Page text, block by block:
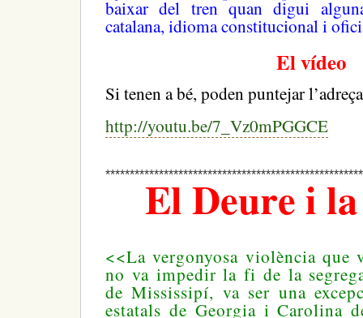
baixar del tren quan digui
catalana, idioma constitucional i
El vídeo
Si tenen a bé, poden puntejar
http://youtu.be/7_Vz0mPGGCE
El Deure i
<<La vergonyosa violència que
no va impedir la fi de la
de Mississipí, va ser una
estatals de Georgia i Carolina